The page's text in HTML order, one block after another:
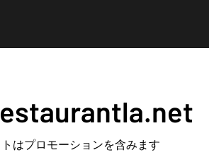
はプロモーションを含みます